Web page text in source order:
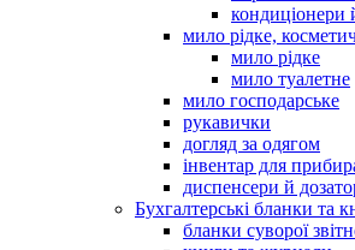
кондиціонери
мило рідке,
мило рідке
мило туалетне
мило господарське
рукавички
догляд за одягом
інвентар для
диспенсери й
Бухгалтерські бланки та
бланки суворої